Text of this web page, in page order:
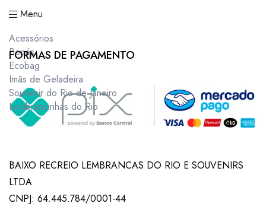
Menu
Acessórios
Bonés
Ecobag
Imãs de Geladeira
Souvenir do Rio de Janeiro
Lembrancinhas do Rio
FORMAS DE PAGAMENTO
BAIXO RECREIO LEMBRANCAS DO RIO E SOUVENIRS
LTDA
CNPJ: 64.445.784/0001-44